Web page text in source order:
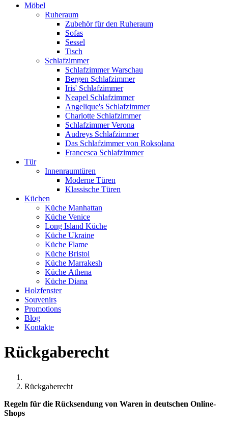
Möbel
Ruheraum
Zubehör für den Ruheraum
Sofas
Sessel
Tisch
Schlafzimmer
Schlafzimmer Warschau
Bergen Schlafzimmer
Iris' Schlafzimmer
Neapel Schlafzimmer
Angelique's Schlafzimmer
Charlotte Schlafzimmer
Schlafzimmer Verona
Audreys Schlafzimmer
Das Schlafzimmer von Roksolana
Francesca Schlafzimmer
Tür
Innenraumtüren
Moderne Türen
Klassische Türen
Küchen
Küche Manhattan
Küche Venice
Long Island Küche
Küche Ukraine
Küche Flame
Küche Bristol
Küche Marrakesh
Küche Athena
Küche Diana
Holzfenster
Souvenirs
Promotions
Blog
Kontakte
Rückgaberecht
Rückgaberecht
Regeln für die Rücksendung von Waren in deutschen Online-
Shops